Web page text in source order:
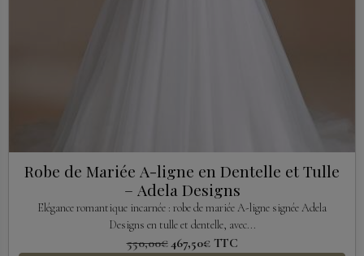
Robe de Mariée A-ligne en Dentelle et Tulle
– Adela Designs
Elégance romantique incarnée : robe de mariée A-ligne signée Adela
Designs en tulle et dentelle, avec...
550,00€467,50€ TTC